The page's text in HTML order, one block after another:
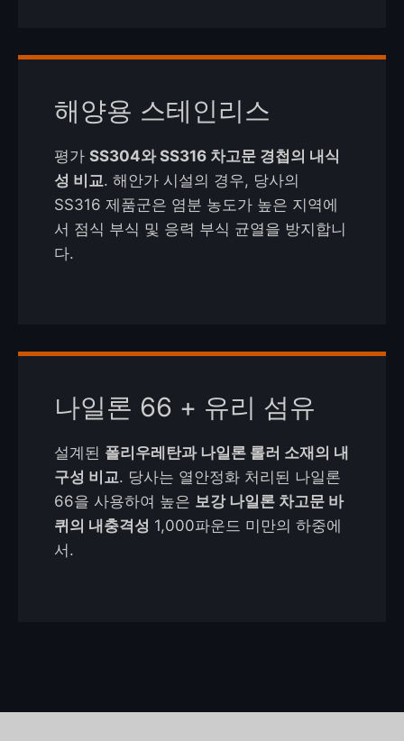
해양용 스테인리스
평가 SS304와 SS316 차고문 경첩의 내식
성 비교. 해안가 시설의 경우, 당사의
SS316 제품군은 염분 농도가 높은 지역에
서 점식 부식 및 응력 부식 균열을 방지합니
다.
나일론 66 + 유리 섬유
설계된 폴리우레탄과 나일론 롤러 소재의 내
구성 비교. 당사는 열안정화 처리된 나일론
66을 사용하여 높은 보강 나일론 차고문 바
퀴의 내충격성 1,000파운드 미만의 하중에
서.